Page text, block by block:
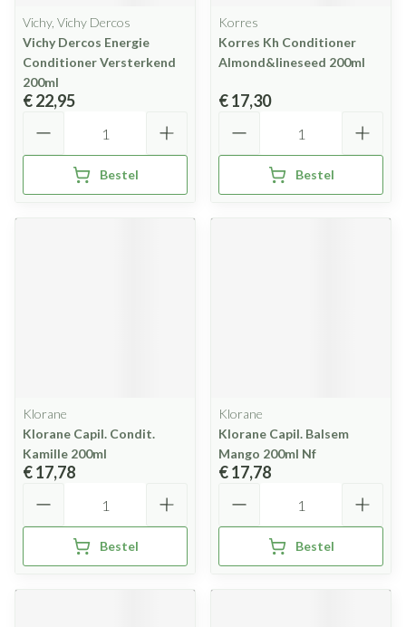
Vichy, Vichy Dercos
Vichy Dercos Energie
Conditioner Versterkend
200ml
€ 22,95
Bestel
Korres
Korres Kh Conditioner
Almond&lineseed 200ml
€ 17,30
Bestel
Klorane
Klorane Capil. Condit.
Kamille 200ml
€ 17,78
Bestel
Klorane
Klorane Capil. Balsem
Mango 200ml Nf
€ 17,78
Bestel